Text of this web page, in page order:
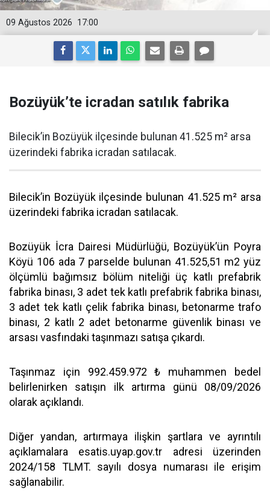
17:00
09 Ağustos 2026
Bozüyük’te icradan satılık fabrika
Bilecik’in Bozüyük ilçesinde bulunan 41.525 m² arsa
üzerindeki fabrika icradan satılacak.
Bilecik’in Bozüyük ilçesinde bulunan 41.525 m² arsa
üzerindeki fabrika icradan satılacak.
Bozüyük İcra Dairesi Müdürlüğü, Bozüyük’ün Poyra
Köyü 106 ada 7 parselde bulunan 41.525,51 m2 yüz
ölçümlü bağımsız bölüm niteliği üç katlı prefabrik
fabrika binası, 3 adet tek katlı prefabrik fabrika binası,
3 adet tek katlı çelik fabrika binası, betonarme trafo
binası, 2 katlı 2 adet betonarme güvenlik binası ve
arsası vasfındaki taşınmazı satışa çıkardı.
Taşınmaz için 992.459.972 ₺ muhammen bedel
belirlenirken satışın ilk artırma günü 08/09/2026
olarak açıklandı.
Diğer yandan, artırmaya ilişkin şartlara ve ayrıntılı
açıklamalara esatis.uyap.gov.tr adresi üzerinden
2024/158 TLMT. sayılı dosya numarası ile erişim
sağlanabilir.